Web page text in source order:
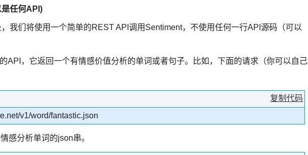
任何API)
我们将使用一个简单的REST API调用Sentiment，不使用任何一行API源码（可以
API，它返回一个有情感价值分析的单词或者句子。比如，下面的请求（你可以自己
复制代码
v1/word/fantastic.json
感分析单词的json串。